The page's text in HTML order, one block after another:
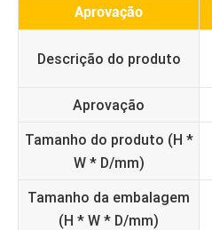
Aprovação
Descrição do produto
Aprovação
Tamanho do produto (H *
W * D/mm)
Tamanho da embalagem
(H * W * D/mm)